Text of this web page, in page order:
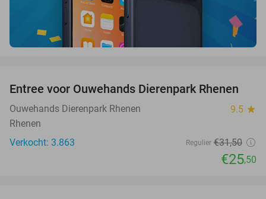
19%
Entree voor Ouwehands Dierenpark Rhenen
Ouwehands Dierenpark Rhenen 9.5 star
Rhenen
Verkocht: 3.863
Regulier €31,50
€25,50